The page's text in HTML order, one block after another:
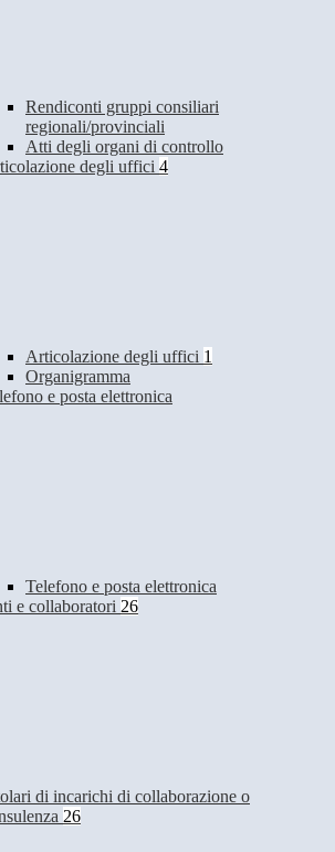
Rendiconti gruppi consiliari
regionali/provinciali
Atti degli organi di controllo
degli uffici 4
Articolazione degli uffici 1
Organigramma
e posta elettronica
Telefono e posta elettronica
e collaboratori 26
di incarichi di collaborazione o
26